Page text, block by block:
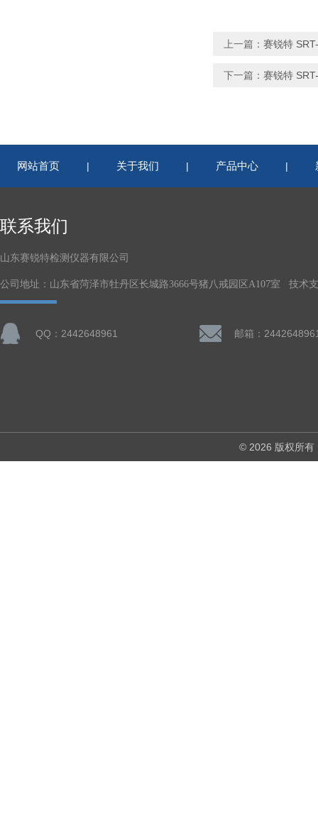
上一篇： 赛锐特
下一篇： 赛锐特
网站首页 | 关于我们 | 产品中心 |
联系我们
山东赛锐特检测仪器有限公司
公司地址：山东省菏泽市牡丹区长城路3666号猪八戒园区A107室 技术
QQ：2442648961 邮箱：
© 2026 版权所